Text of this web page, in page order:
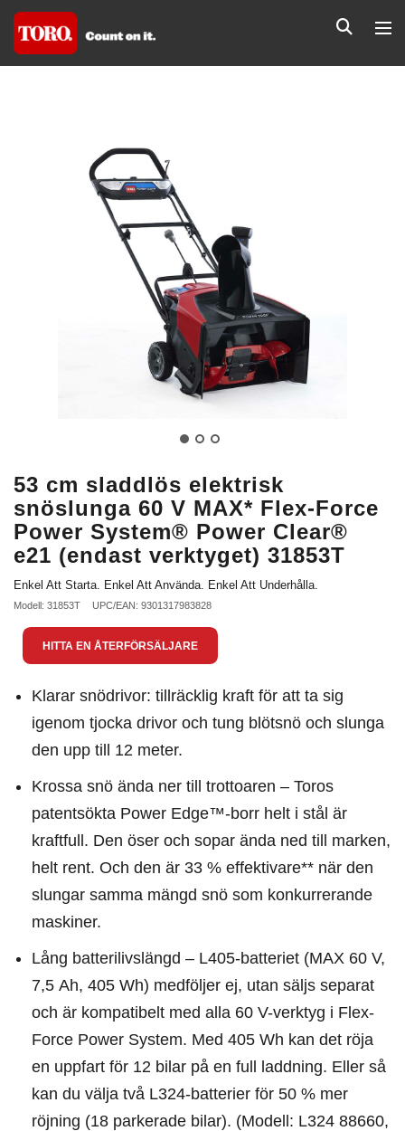
53 cm sladdlös elektrisk
snöslunga 60 V MAX* Flex-Force
Power System® Power Clear®
e21 (endast verktyget) 31853T
Enkel Att Starta. Enkel Att Använda. Enkel Att Underhålla.
Modell: 31853T UPC/EAN: 9301317983828
HITTA EN ÅTERFÖRSÄLJARE
Klarar snödrivor: tillräcklig kraft för att ta sig
igenom tjocka drivor och tung blötsnö och slunga
den upp till 12 meter.
Krossa snö ända ner till trottoaren – Toros
patentsökta Power Edge™-borr helt i stål är
kraftfull. Den öser och sopar ända ned till marken,
helt rent. Och den är 33 % effektivare** när den
slungar samma mängd snö som konkurrerande
maskiner.
Lång batterilivslängd – L405-batteriet (MAX 60 V,
7,5 Ah, 405 Wh) medföljer ej, utan säljs separat
och är kompatibelt med alla 60 V-verktyg i Flex-
Force Power System. Med 405 Wh kan det röja
en uppfart för 12 bilar på en full laddning. Eller så
kan du välja två L324-batterier för 50 % mer
röjning (18 parkerade bilar). (Modell: L324 88660,